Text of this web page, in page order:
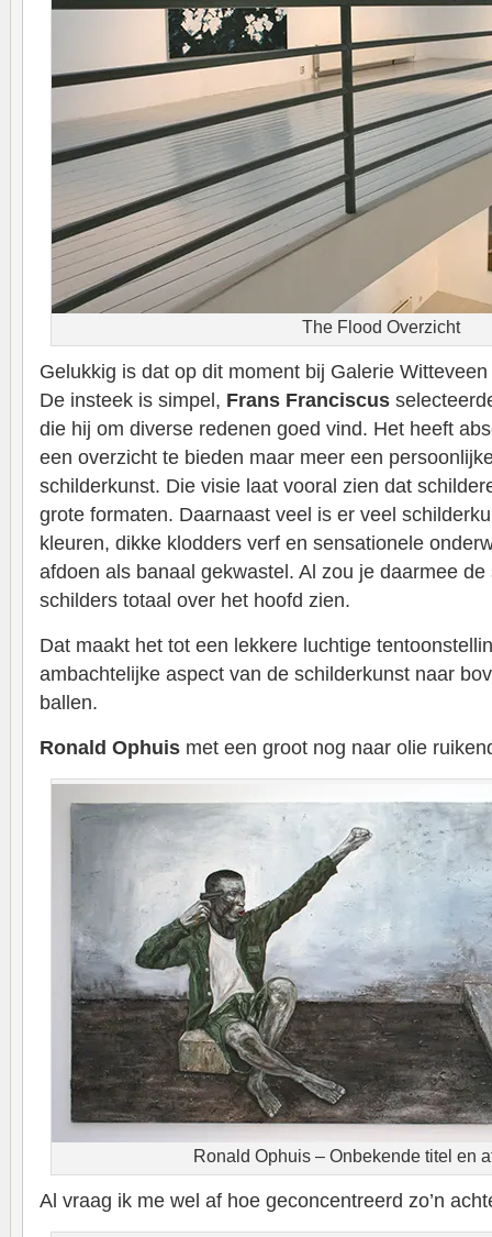
The Flood Overzicht
Gelukkig is dat op dit moment bij Galerie
De insteek is simpel, Frans Franciscus
die hij om diverse redenen goed vind. Het heeft
een overzicht te bieden maar meer een
schilderkunst. Die visie laat vooral zien dat
grote formaten. Daarnaast veel is er veel
kleuren, dikke klodders verf en sensationele
afdoen als banaal gekwastel. Al zou je daarmee
schilders totaal over het hoofd zien.
Dat maakt het tot een lekkere luchtige
ambachtelijke aspect van de schilderkunst naar
ballen.
Ronald Ophuis met een groot nog naar olie
Ronald Ophuis – Onbekende titel en
Al vraag ik me wel af hoe geconcentreerd zo’n